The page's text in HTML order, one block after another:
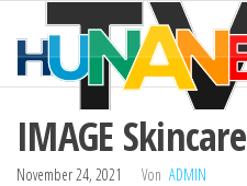
Inhalt
springen
IMAGE Skincare
November 24, 2021 Von ADMIN